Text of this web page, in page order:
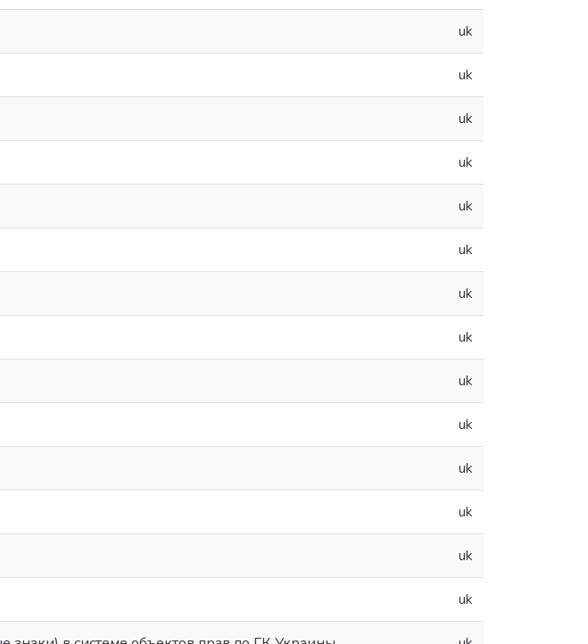
uk
uk
uk
uk
uk
uk
uk
uk
uk
uk
uk
uk
uk
uk